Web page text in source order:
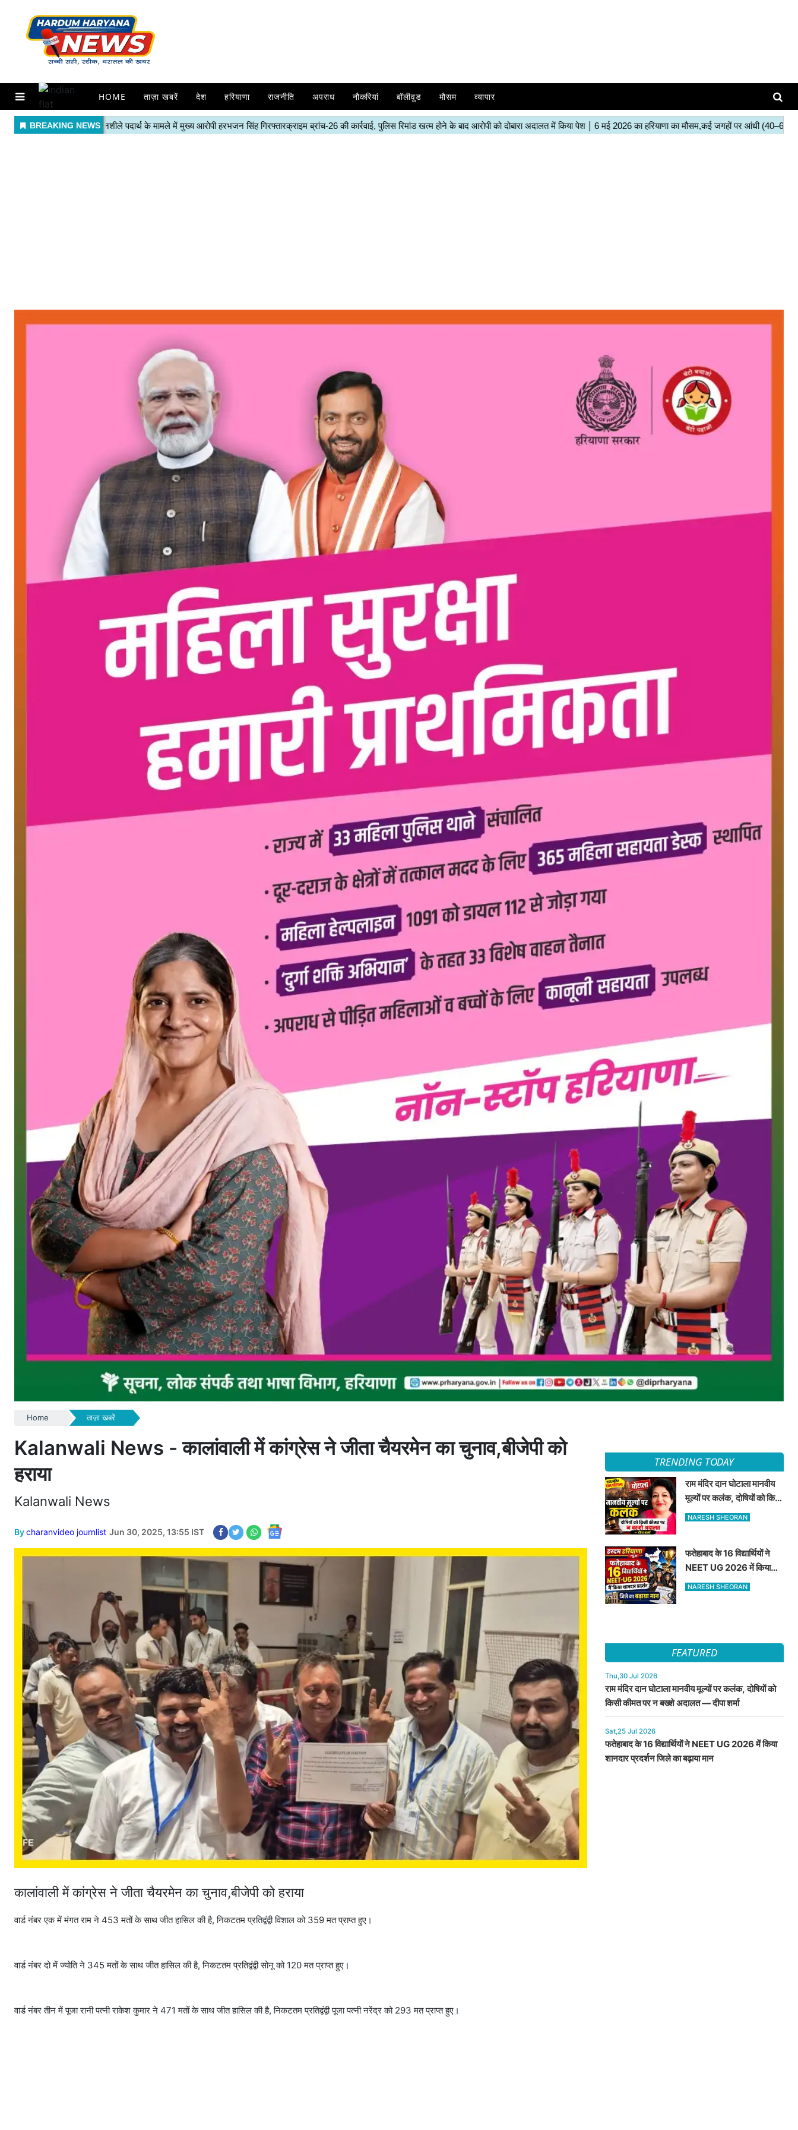
HOME ताज़ा खबरें देश हरियाणा राजनीति अपराध नौकरियां बॉलीवुड मौसम व्यापार
Home ताज़ा खबरें
Kalanwali News - कालांवाली में कांग्रेस ने जीता चैयरमेन का चुनाव,बीजेपी को
हराया
Kalanwali News
Bycharanvideo journlist Jun 30, 2025, 13:55 IST
कालांवाली में कांग्रेस ने जीता चैयरमेन का चुनाव,बीजेपी को हराया
वार्ड नंबर एक में मंगत राम ने 453 मतों के साथ जीत हासिल की है, निकटतम प्रतिद्वंद्वी विशाल को 359 मत प्राप्त हुए।
वार्ड नंबर दो में ज्योति ने 345 मतों के साथ जीत हासिल की है, निकटतम प्रतिद्वंद्वी सोनू को 120 मत प्राप्त हुए।
वार्ड नंबर तीन में पूजा रानी पत्नी राकेश कुमार ने 471 मतों के साथ जीत हासिल की है, निकटतम प्रतिद्वंद्वी पूजा पत्नी नरेंद्र को 293 मत प्राप्त हुए।
TRENDING TODAY
राम मंदिर दान घोटाला मानवीय
मूल्यों पर कलंक, दोषियों को किसी
कीमत पर न बख्शे अदालत —
NARESH SHEORAN
फतेहाबाद के 16 विद्यार्थियों ने
NEET UG 2026 में किया
शानदार प्रदर्शन जिले का बढ़ाया
NARESH SHEORAN
FEATURED
Thu,30 Jul 2026
राम मंदिर दान घोटाला मानवीय मूल्यों पर कलंक, दोषियों को
किसी कीमत पर न बख्शे अदालत — दीपा शर्मा
Sat,25 Jul 2026
फतेहाबाद के 16 विद्यार्थियों ने NEET UG 2026 में किया
शानदार प्रदर्शन जिले का बढ़ाया मान